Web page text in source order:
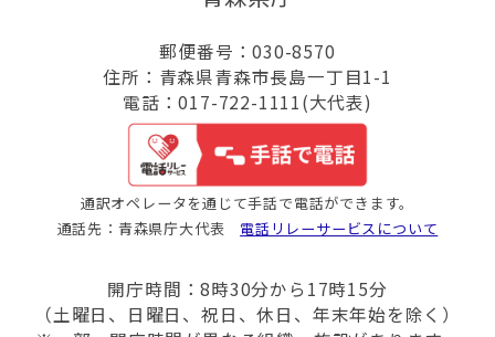
郵便番号：030-8570
住所：青森県青森市長島一丁目1-1
電話：017-722-1111(大代表)
通訳オペレータを通じて手話で電話ができます。
通話先：青森県庁大代表 電話リレーサービスについて
開庁時間：8時30分から17時15分
（土曜日、日曜日、祝日、休日、年末年始を除く）